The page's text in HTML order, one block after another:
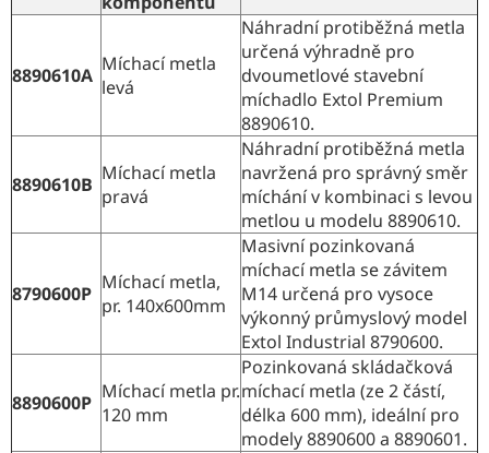
8890610A Míchací metla
levá
Náhradní protiběžná metla
určená výhradně pro
dvoumetlové stavební
míchadlo Extol Premium
8890610.
8890610B Míchací metla
pravá
Náhradní protiběžná metla
navržená pro správný směr
míchání v kombinaci s levou
metlou u modelu 8890610.
8790600P Míchací metla,
pr. 140x600mm
Masivní pozinkovaná
míchací metla se závitem
M14 určená pro vysoce
výkonný průmyslový model
Extol Industrial 8790600.
8890600P Míchací metla pr.
120 mm
Pozinkovaná skládačková
míchací metla (ze 2 částí,
délka 600 mm), ideální pro
modely 8890600 a 8890601.